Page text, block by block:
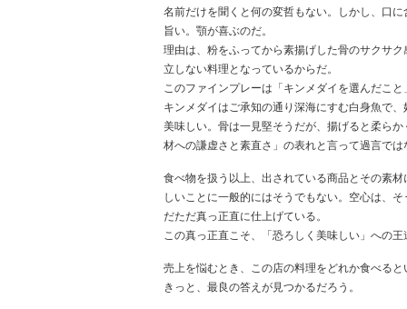
名前だけを聞くと何の変哲もない。しかし、口
旨い。顎が喜ぶのだ。
理由は、粉をふってから素揚げした骨のサクサ
立しない料理となっているからだ。
このファインプレーは「キンメダイを選んだこ
キンメダイはご承知の通り深海にすむ白身魚で
美味しい。骨は一見堅そうだが、揚げると柔ら
材への謙虚さと素直さ」の表れと言って過言では
食べ物を扱う以上、出されている商品とその素
しいことに一般的にはそうでもない。空心は、
だただ真っ正直に仕上げている。
この真っ正直こそ、「恐ろしく美味しい」への
売上を悩むとき、この店の料理をどれか食べると
きっと、最良の答えが見つかるだろう。